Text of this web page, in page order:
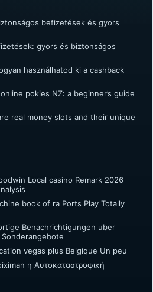
befizetések és gyors
gyors és biztonságos
használhatod ki a cashback
pokies NZ: a beginner’s guide
real money slots and their unique
Local casino Remark 2026
book of ra Ports Play Totally
Benachrichtigungen uber
vegas plus Belgique Un peu
η Αυτοκαταστροφική